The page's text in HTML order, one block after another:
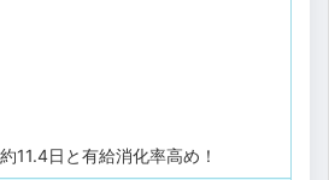
11.4日と有給消化率高め！